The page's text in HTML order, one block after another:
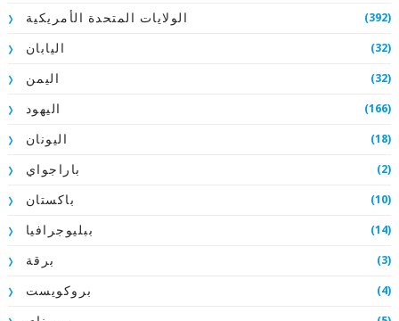
الولايات المتحدة الأمريكية (392)
اليابان (32)
اليمن (32)
اليهود (166)
اليونان (18)
باراجواي (2)
باكستان (10)
ببليوجرافيا (14)
برقة (3)
بروكويست (4)